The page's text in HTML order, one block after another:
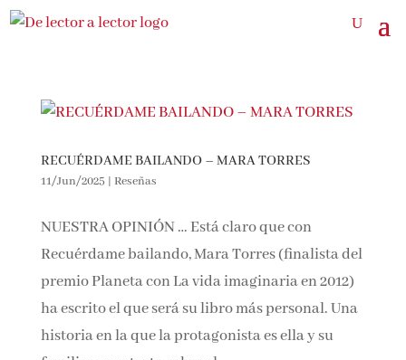
RECUÉRDAME BAILANDO – MARA TORRES
11/Jun/2025 | Reseñas
NUESTRA OPINIÓN … Está claro que con
Recuérdame bailando, Mara Torres (finalista del
premio Planeta con La vida imaginaria en 2012)
ha escrito el que será su libro más personal. Una
historia en la que la protagonista es ella y su